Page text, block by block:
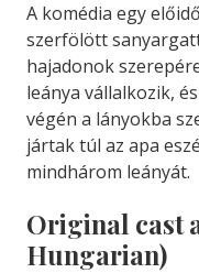
A komédia egy
szerfölött
hajadonok
leánya vállalkozik,
végén a lányokba
jártak túl az apa
mindhárom leányát.
Original cast
Hungarian)